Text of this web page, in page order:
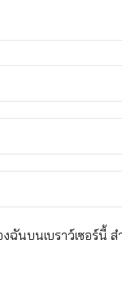
ฉันบนเบราว์เซอร์นี้